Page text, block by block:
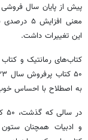
معنی
این تغییرات داشت.
کتاب‌های رمانتیک و
به اصطلاح با احساس خوب و ۴ عنوان عاشقانه
و ادبیات همچنان ستون